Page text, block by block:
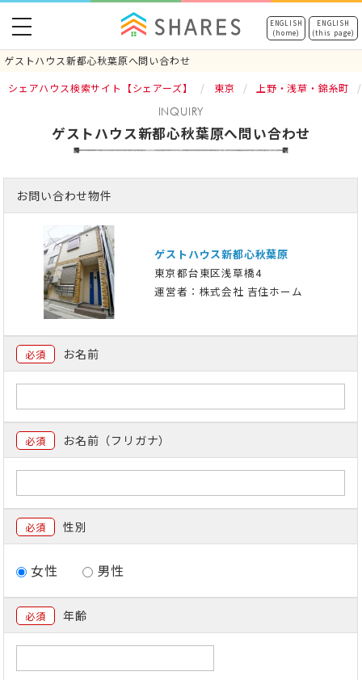
ENGLISH
(home)
ENGLISH
(this page)
ゲストハウス新都心秋葉原へ問い合わせ
toggle
navigation
シェアハウス検索サイト【シェアーズ】 東京 上野・浅草・錦糸町
INQUIRY
ゲストハウス新都心秋葉原へ問い合わせ
お問い合わせ物件
ゲストハウス新都心秋葉原
東京都台東区浅草橋4
運営者：株式会社 吉住ホーム
必須 お名前
必須 お名前（フリガナ）
必須 性別
女性 男性
必須 年齢